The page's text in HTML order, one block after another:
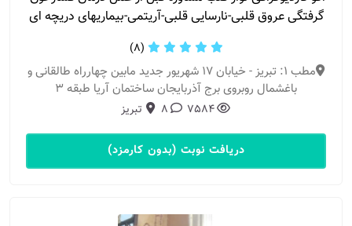
گرفتگی عروق قلبی-نارسایی قلبی-آریتمی-بیماریهای دریچه ای
(8)
مطب 1: تبریز - خیابان 17 شهریور جدید مابین چهارراه طالقانی و
باغشمال روبروی برج آذربایجان ساختمان آریا طبقه 3
7584
8 تبریز
دریافت نوبت (بدون کارمزد)